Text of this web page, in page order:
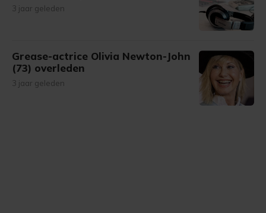
3 jaar geleden
Grease-actrice Olivia Newton-John
(73) overleden
3 jaar geleden